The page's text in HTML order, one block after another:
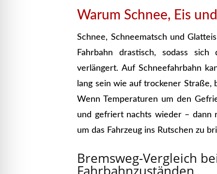
Warum Schnee, Eis
Schnee, Schneematsch und
Fahrbahn drastisch, sodass
verlängert. Auf Schneefahrbahn
lang sein wie auf trockener Straße,
Wenn Temperaturen um den
und gefriert nachts wieder – dann
um das Fahrzeug ins Rutschen zu
Bremsweg-Vergleich
Fahrbahnzuständen